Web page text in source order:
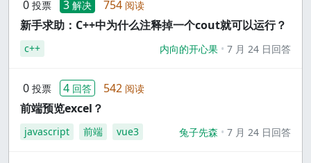
0 投票 3 解决 754 阅读
新手求助：C++中为什么注释掉一个cout就可以运行？
c++ 内向的开心果 7 月 24 日回答
0 投票 4 回答 542 阅读
前端预览excel？
javascript 前端 vue3 兔子先森 7 月 24 日回答